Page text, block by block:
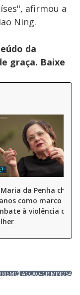
afirmou a
Ning.
da
graça. Baixe
Maria da Penha chega
como marco no
à violência
FACCAO-CRIMINOSA